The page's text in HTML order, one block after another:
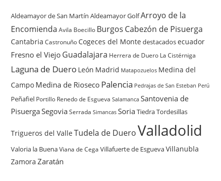
Aldeamayor de San Martín Aldeamayor GolfArroyo de la
Encomienda Avila Boecillo Burgos Cabezón de Pisuerga
Cantabria Castronuño Cogeces del Monte destacadosecuador
Fresno el Viejo Guadalajara Herrera de Duero La Cistérniga
Laguna de Duero León Madrid Matapozuelos Medina del
Campo Medina de Rioseco Palencia Pedrajas de San Esteban Perú
Peñafiel Portillo Renedo de Esgueva Salamanca Santovenia de
PisuergaSegovia Serrada Simancas SoriaTiedraTordesillas
Trigueros del Valle Tudela de Duero Valladolid
Valoria la Buena Viana de Cega Villafuerte de EsguevaVillanubla
Zamora Zaratán